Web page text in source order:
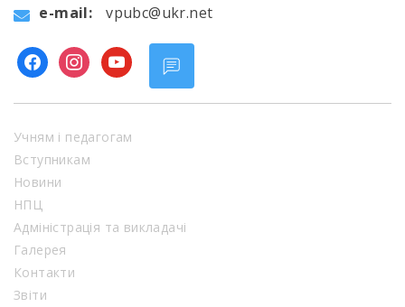
e-mail:
vpubc@ukr.net
facebookinstagram
youtube
Учням і педагогам
Вступникам
Новини
НПЦ
Адміністрація та викладачі
Галерея
Контакти
Звіти